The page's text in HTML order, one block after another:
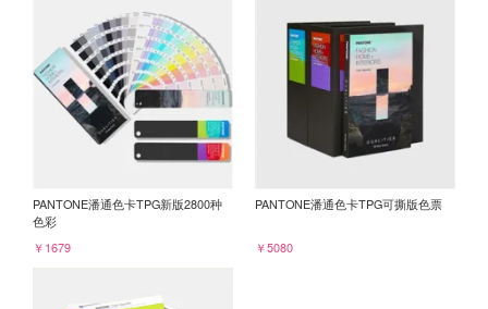
PANTONE潘通色卡TPG新版2800种
色彩
￥1679
PANTONE潘通色卡TPG可撕版色票
￥5080